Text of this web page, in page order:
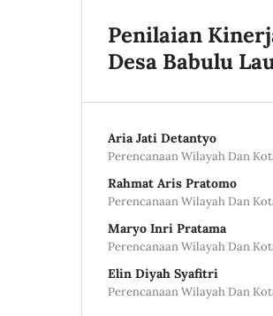
Penilaian
Desa Babulu
Aria Jati Detantyo
Perencanaan Wilayah Dan
Rahmat Aris Pratomo
Perencanaan Wilayah Dan
Maryo Inri Pratama
Perencanaan Wilayah Dan
Elin Diyah Syafitri
Perencanaan Wilayah Dan